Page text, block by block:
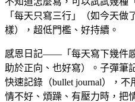
「每天只寫三行」（如今天
樣），超低門檻、好持續。
感恩日記——「每天寫下幾件
助於正向、也好寫）。子彈
快速記錄（bullet journal），
情不好、煩躁、有壓力時，把